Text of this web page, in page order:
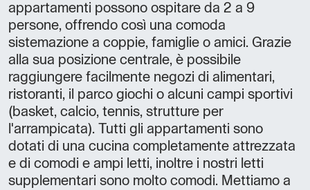
appartamenti possono ospitare da 2 a 9
persone, offrendo così una comoda
sistemazione a coppie, famiglie o amici. Grazie
alla sua posizione centrale, è possibile
raggiungere facilmente negozi di alimentari,
ristoranti, il parco giochi o alcuni campi sportivi
(basket, calcio, tennis, strutture per
l'arrampicata). Tutti gli appartamenti sono
dotati di una cucina completamente attrezzata
e di comodi e ampi letti, inoltre i nostri letti
supplementari sono molto comodi. Mettiamo a